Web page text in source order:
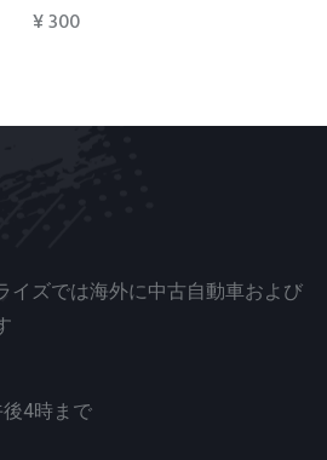
¥300
イズでは海外に中古自動車および
4時まで